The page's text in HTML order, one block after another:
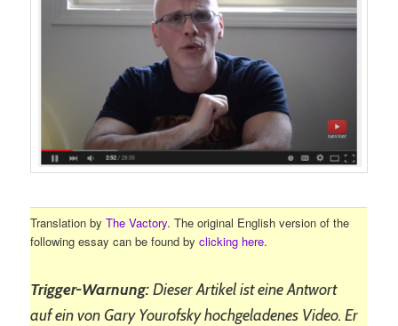
Translation byThe Vactory. The original English version of the
following essay can be found byclicking here.
Trigger-Warnung:Dieser Artikel ist eine Antwort
auf ein von Gary Yourofsky hochgeladenes Video. Er